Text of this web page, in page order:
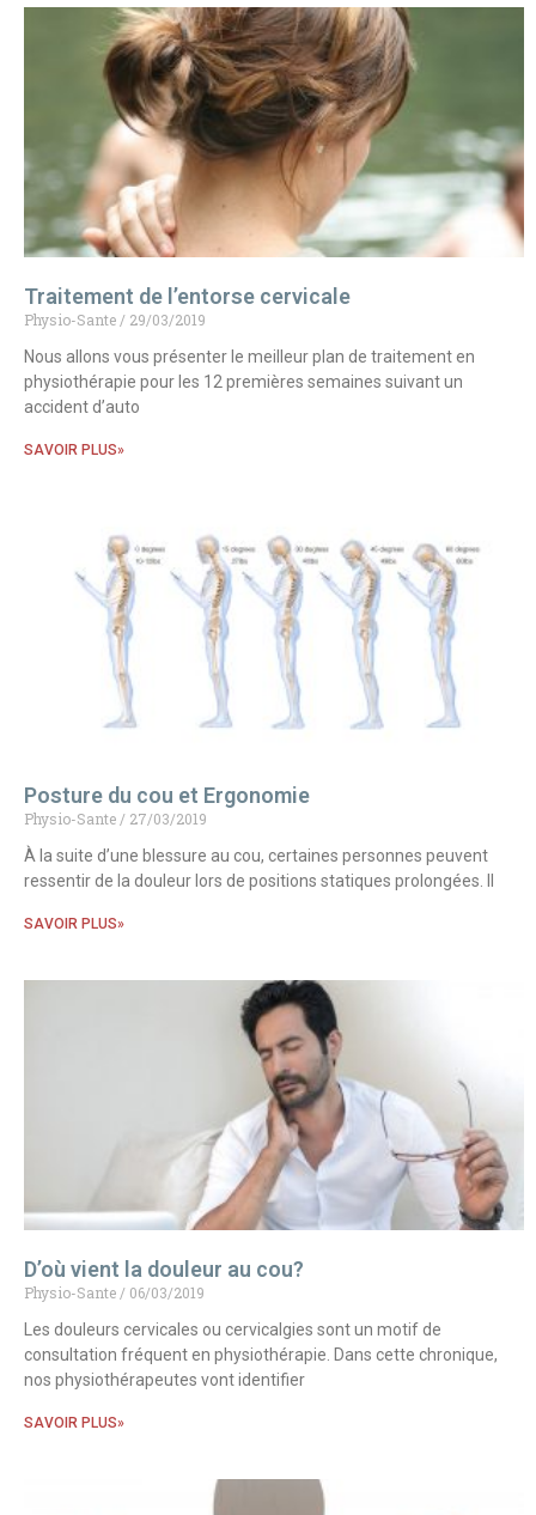
Traitement de l’entorse cervicale
Physio-Sante
29/03/2019
Nous allons vous présenter le meilleur plan de traitement en
physiothérapie pour les 12 premières semaines suivant un
accident d’auto
SAVOIR PLUS»
Posture du cou et Ergonomie
Physio-Sante
27/03/2019
À la suite d’une blessure au cou, certaines personnes peuvent
ressentir de la douleur lors de positions statiques prolongées. Il
SAVOIR PLUS»
D’où vient la douleur au cou?
Physio-Sante
06/03/2019
Les douleurs cervicales ou cervicalgies sont un motif de
consultation fréquent en physiothérapie. Dans cette chronique,
nos physiothérapeutes vont identifier
SAVOIR PLUS»